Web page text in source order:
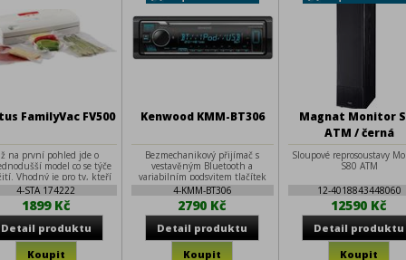
FamilyVac FV500
na první pohled jde o
model co se týče
Vhodný je pro ty, kteří
praktičnost při
potravin a nekupují
množství potravin naráz.
je také pro menší
protože ho lze
do téměř každé
zásuvky.
4-STA 174222
1899 Kč
Kenwood KMM-BT306
Bezmechanikový přijímač s
vestavěným Bluetooth a
variabilním podsvitem tlačítek
4-KMM-BT306
2790 Kč
Magnat Monitor
ATM / černá
Sloupové reprosoustavy
S80 ATM
12-4018843448060
12590 Kč